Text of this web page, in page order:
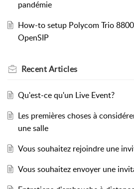
pandémie
How-to setup Polycom Trio
OpenSIP
RecentArticles
Qu'est-ce qu'un Live Event?
Les premières choses à
une salle
Vous souhaitez rejoindre une
Vous souhaitez envoyer une